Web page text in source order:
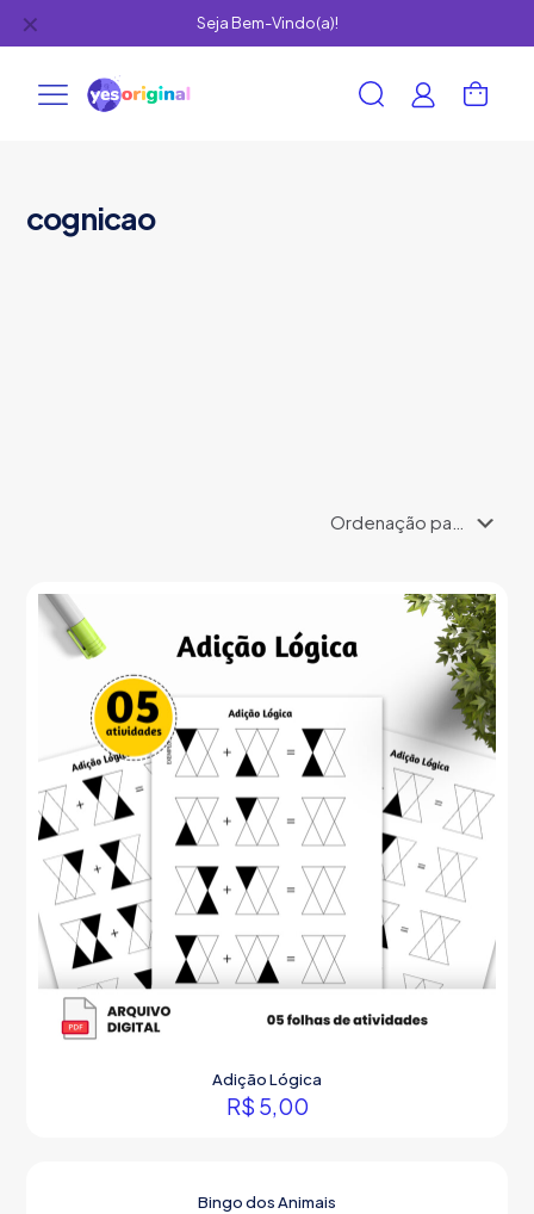
Seja Bem-Vindo(a)!
✕
cognicao
Adição Lógica
R$ 5,00
Bingo dos Animais